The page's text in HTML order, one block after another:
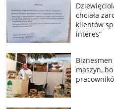
chciała
klientów
interes”
maszyn,